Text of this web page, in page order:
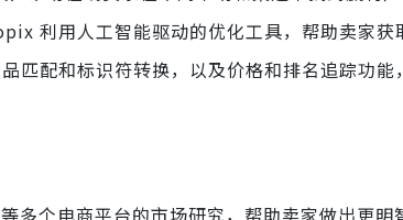
利用人工智能驱动的优化工具，帮助卖家获
匹配和标识符转换，以及价格和排名追踪功能
多个电商平台的市场研究，帮助卖家做出更明